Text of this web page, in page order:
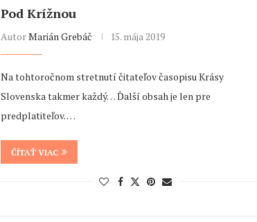
Pod Krížnou
AutorMarián Grebáč 15. mája 2019
Na tohtoročnom stretnutí čitateľov časopisu Krásy
Slovenska takmer každý… Ďalší obsah je len pre
predplatiteľov. …
ČÍTAŤ VIAC